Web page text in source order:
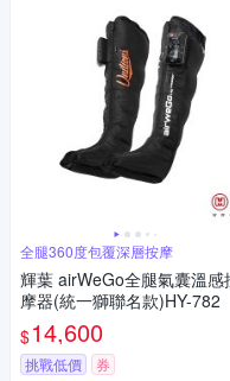
全腿360度包覆深層按摩
輝葉 airWeGo全腿氣囊溫感
摩器(統一獅聯名款)HY-782
$14,600
挑戰低價 券